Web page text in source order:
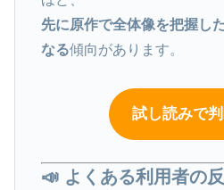
先に原作で全体像を把握し
なる傾向があります。
試し読みで
📣 よくある利用者の